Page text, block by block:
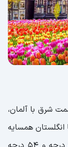
شرق با آلمان،
انگلستان همسایه